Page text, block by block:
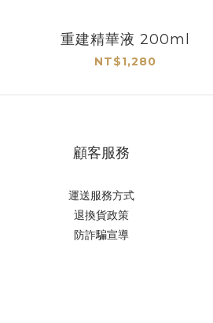
重建精華液 200ml
NT$1,280
顧客服務
運送服務方式
退換貨政策
防詐騙宣導